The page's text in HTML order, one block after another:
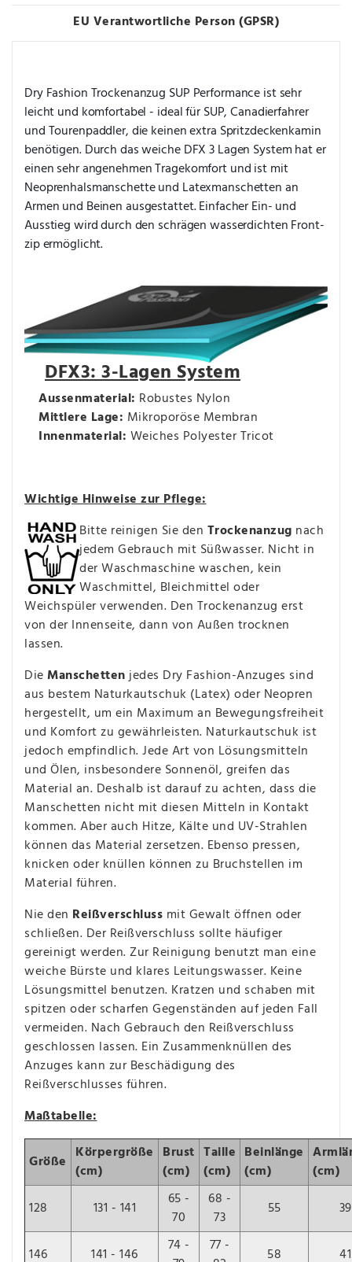
EU Verantwortliche Person (GPSR)
Dry Fashion Trockenanzug SUP Performance ist sehr
leicht und komfortabel - ideal für SUP, Canadierfahrer
und Tourenpaddler, die keinen extra Spritzdeckenkamin
benötigen. Durch das weiche DFX 3 Lagen System hat er
einen sehr angenehmen Tragekomfort und ist mit
Neoprenhalsmanschette und Latexmanschetten an
Armen und Beinen ausgestattet. Einfacher Ein- und
Ausstieg wird durch den schrägen wasserdichten Front­
zip ermöglicht.
DFX3: 3-Lagen System
Aussenmaterial: Robustes Nylon
Mittlere Lage: Mikroporöse Membran
Innenmaterial: Weiches Polyester Tricot
Wichtige Hinweise zur Pflege:
Bitte reinigen Sie den Trockenanzug nach
jedem Gebrauch mit Süßwasser. Nicht in
der Waschmaschine waschen, kein
Waschmittel, Bleichmittel oder
Weichspüler verwenden. Den Trockenanzug erst
von der Innenseite, dann von Außen trocknen
lassen.
DieManschettenjedes Dry Fashion-Anzuges sind
aus bestem Naturkautschuk (Latex) oder Neopren
hergestellt, um ein Maximum an Bewegungsfreiheit
und Komfort zu gewährleisten. Naturkautschuk ist
jedoch empfindlich. Jede Art von Lösungsmitteln
und Ölen, insbesondere Sonnenöl, greifen das
Material an. Deshalb ist darauf zu achten, dass die
Manschetten nicht mit diesen Mitteln in Kontakt
kommen. Aber auch Hitze, Kälte und UV-Strahlen
können das Material zersetzen. Ebenso pressen,
knicken oder knüllen können zu Bruchstellen im
Material führen.
Nie den Reißverschluss mit Gewalt öffnen oder
schließen. Der Reißverschluss sollte häufiger
gereinigt werden. Zur Reinigung benutzt man eine
weiche Bürste und klares Leitungswasser. Keine
Lösungsmittel benutzen. Kratzen und schaben mit
spitzen oder scharfen Gegenständen auf jeden Fall
vermeiden. Nach Gebrauch den Reißverschluss
geschlossen lassen. Ein Zusammenknüllen des
Anzuges kann zur Beschädigung des
Reißverschlusses führen.
Maßtabelle:
Größe Körpergröße
(cm)
Brust
(cm)
Taille
(cm)
Beinlänge
(cm)
(cm)
128
131 - 141
65 -
70
68 -
73
55 39
146 141 - 146
74 -
77 -
58 41